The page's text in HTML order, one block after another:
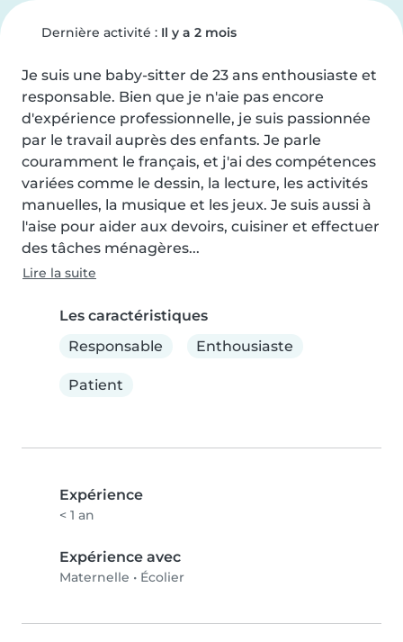
Dernière activité : Il y a 2 mois
Je suis une baby-sitter de 23 ans enthousiaste et
responsable. Bien que je n'aie pas encore
d'expérience professionnelle, je suis passionnée
par le travail auprès des enfants. Je parle
couramment le français, et j'ai des compétences
variées comme le dessin, la lecture, les activités
manuelles, la musique et les jeux. Je suis aussi à
l'aise pour aider aux devoirs, cuisiner et effectuer
des tâches ménagères...
Lire la suite
Les caractéristiques
Responsable
Enthousiaste
Patient
Expérience
< 1 an
Expérience avec
Maternelle • Écolier